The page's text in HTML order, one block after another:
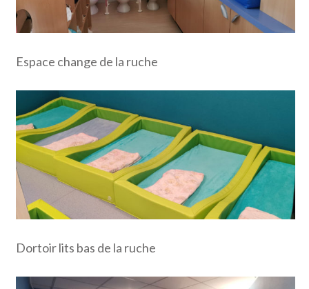
Espace change de la ruche
Dortoir lits bas de la ruche